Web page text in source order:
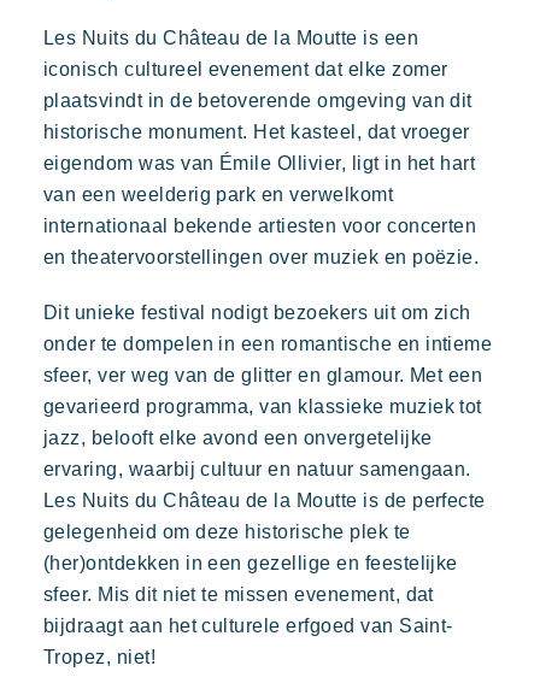
Kon Tiki
Feestelijk Tropisch paradijs Ontsnap aan
Een idyllische omgeving direct gelegen aan het beroemde
strand van Pampelonne
Toison d'or
Elegant Authentiek Vertrouwelijk
Een wild en kleurrijk paradijs
Les Nuits du Château de la Moutte is een
iconisch cultureel evenement dat elke zomer
plaatsvindt in de betoverende omgeving van dit
historische monument. Het kasteel, dat vroeger
eigendom was van Émile Ollivier, ligt in het hart
van een weelderig park en verwelkomt
internationaal bekende artiesten voor concerten
en theatervoorstellingen over muziek en poëzie.
Dit unieke festival nodigt bezoekers uit om zich
onder te dompelen in een romantische en intieme
sfeer, ver weg van de glitter en glamour. Met een
gevarieerd programma, van klassieke muziek tot
jazz, belooft elke avond een onvergetelijke
ervaring, waarbij cultuur en natuur samengaan.
Les Nuits du Château de la Moutte is de perfecte
gelegenheid om deze historische plek te
(her)ontdekken in een gezellige en feestelijke
sfeer. Mis dit niet te missen evenement, dat
bijdraagt aan het culturele erfgoed van Saint-
Tropez, niet!